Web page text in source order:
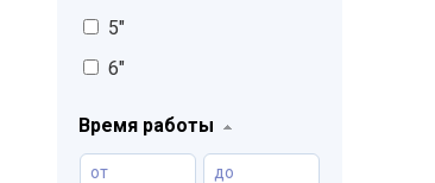
5"
6"
Время работы
от до